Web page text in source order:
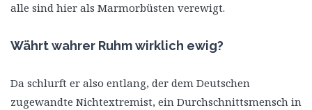
alle sind hier als Marmorbüsten verewigt.
Währt wahrer Ruhm wirklich ewig?
Da schlurft er also entlang, der dem Deutschen
zugewandte Nichtextremist, ein Durchschnittsmensch in